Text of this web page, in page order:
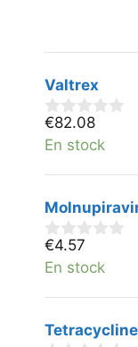
Valtrex
0
v
n
€82.08
En stock
0
v
n
€4.57
En stock
Tetracycline